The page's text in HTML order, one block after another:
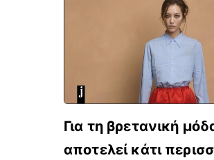
Για τη βρετανική
αποτελεί κάτι